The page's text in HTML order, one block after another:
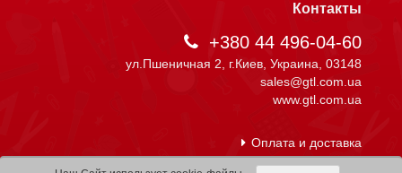
Контакты
+380 44 496-04-60
ул.Пшеничная 2, г.Киев, Украина, 03148
sales@gtl.com.ua
www.gtl.com.ua
Оплата и доставка